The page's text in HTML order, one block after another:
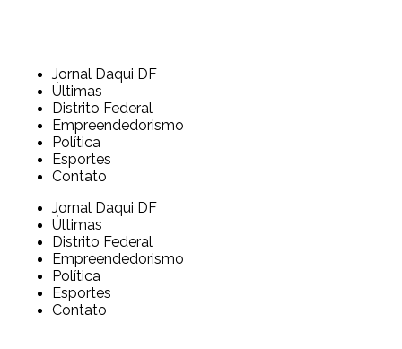
Jornal Daqui DF
Últimas
Distrito Federal
Empreendedorismo
Política
Esportes
Contato
Jornal Daqui DF
Últimas
Distrito Federal
Empreendedorismo
Política
Esportes
Contato